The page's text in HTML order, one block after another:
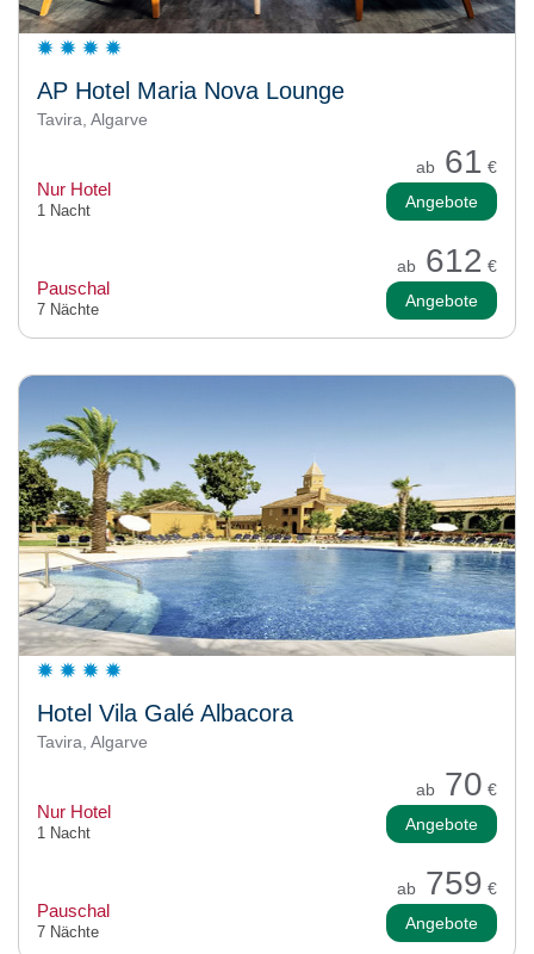
AP Hotel Maria Nova Lounge
Tavira, Algarve
ab 61 €
Nur Hotel
1 Nacht Angebote
ab 612 €
Pauschal
7 Nächte Angebote
Hotel Vila Galé Albacora
Tavira, Algarve
ab 70 €
Nur Hotel
1 Nacht Angebote
ab 759 €
Pauschal
7 Nächte Angebote